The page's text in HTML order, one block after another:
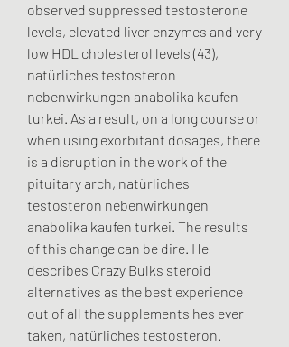
observed suppressed testosterone
levels, elevated liver enzymes and very
low HDL cholesterol levels (43),
natürliches testosteron
nebenwirkungen anabolika kaufen
turkei. As a result, on a long course or
when using exorbitant dosages, there
is a disruption in the work of the
pituitary arch, natürliches
testosteron nebenwirkungen
anabolika kaufen turkei. The results
of this change can be dire. He
describes Crazy Bulks steroid
alternatives as the best experience
out of all the supplements hes ever
taken, natürliches testosteron.